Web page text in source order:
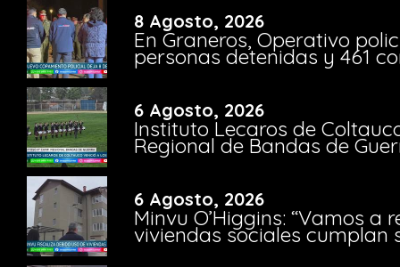
8 Agosto, 2026
En Graneros, Operativo
personas detenidas y 461
6 Agosto, 2026
Instituto Lecaros de
Regional de Bandas de
6 Agosto, 2026
Minvu O’Higgins: “Vamos a
viviendas sociales cumplan